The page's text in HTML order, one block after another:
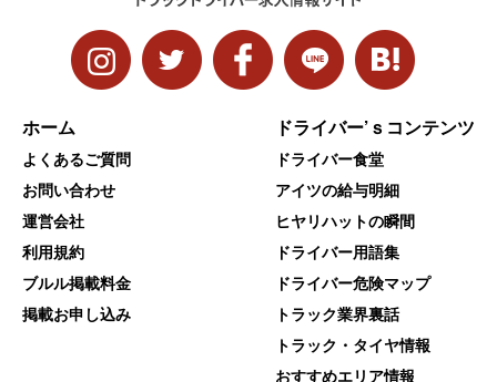
ホーム
よくあるご質問
お問い合わせ
運営会社
利用規約
ブルル掲載料金
掲載お申し込み
ドライバー’ｓコンテンツ
ドライバー食堂
アイツの給与明細
ヒヤリハットの瞬間
ドライバー用語集
ドライバー危険マップ
トラック業界裏話
トラック・タイヤ情報
おすすめエリア情報